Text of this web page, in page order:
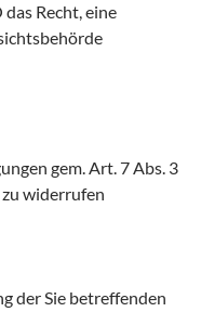
Recht, eine
gem. Art. 7 Abs. 3
widerrufen
der Sie betreffenden